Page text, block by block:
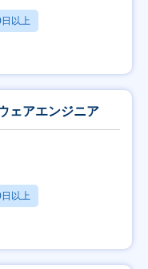
以上
ェアエンジニア
以上